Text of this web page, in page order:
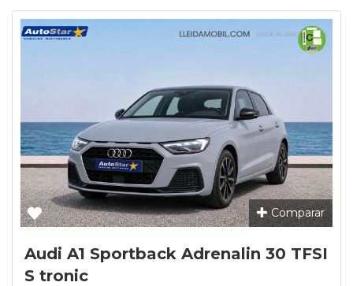
Comparar
Audi A1 Sportback Adrenalin 30 TFSI
S tronic